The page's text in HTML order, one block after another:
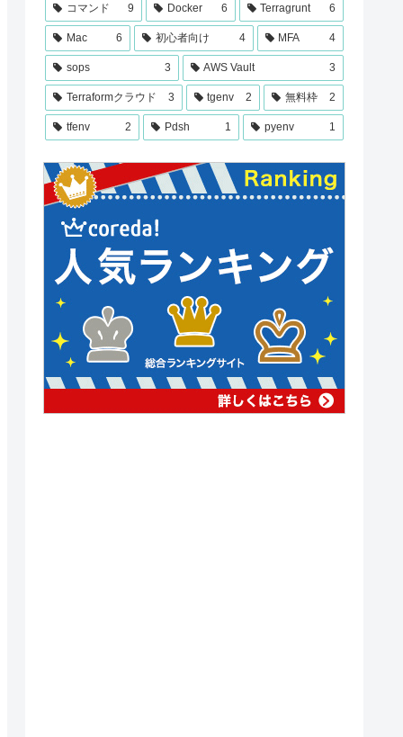
コマンド 9 Docker 6 Terragrunt 6
Mac 6 初心者向け 4 MFA 4
sops 3 AWS Vault 3
Terraformクラウド 3 tgenv 2 無料枠 2
tfenv 2 Pdsh 1 pyenv 1